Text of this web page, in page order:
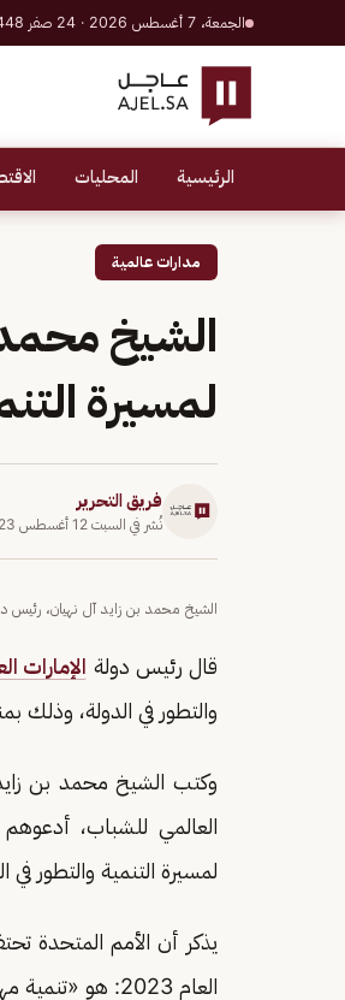
الجمعة، 7 أغسطس 2026 · 24 صفر 1448 هـ
الرئيسية المحليات
مدارات عالمية
الشيخ
لمسيرة
فريق التحرير
نُشر في السبت 12 أغسطس 2023
الشيخ محمد بن زايد آل نهيان، رئيس
قال رئيس دولة الإمارات
والتطور في الدولة، وذلك
وكتب الشيخ محمد بن زايد
العالمي للشباب،
لمسيرة التنمية والتطور
العام 2023: هو «تنمية مهارات الشباب المناسبة للاقتصاد الأخضر من أجل عالم مستدام».